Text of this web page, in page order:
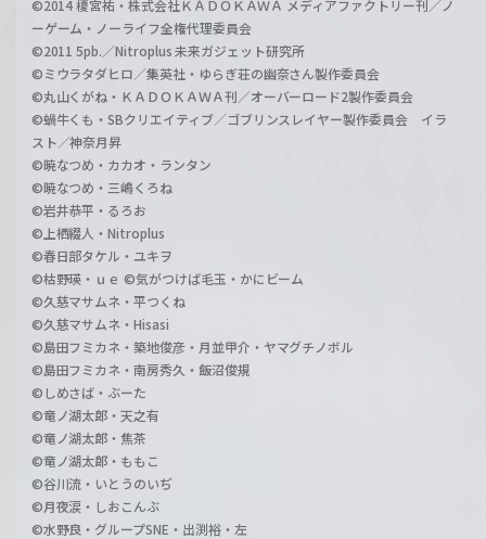
©2014 榎宮祐・株式会社ＫＡＤＯＫＡＷＡ メディアファクトリー刊／ノ
ーゲーム・ノーライフ全権代理委員会
©2011 5pb.／Nitroplus 未来ガジェット研究所
©ミウラタダヒロ／集英社・ゆらぎ荘の幽奈さん製作委員会
©丸山くがね・ＫＡＤＯＫＡＷＡ刊／オーバーロード2製作委員会
©蝸牛くも・SBクリエイティブ／ゴブリンスレイヤー製作委員会 イラ
スト／神奈月昇
©暁なつめ・カカオ・ランタン
©暁なつめ・三嶋くろね
©岩井恭平・るろお
©上栖綴人・Nitroplus
©春日部タケル・ユキヲ
©枯野瑛・ｕｅ ©気がつけば毛玉・かにビーム
©久慈マサムネ・平つくね
©久慈マサムネ・Hisasi
©島田フミカネ・築地俊彦・月並甲介・ヤマグチノボル
©島田フミカネ・南房秀久・飯沼俊規
©しめさば・ぶーた
©竜ノ湖太郎・天之有
©竜ノ湖太郎・焦茶
©竜ノ湖太郎・ももこ
©谷川流・いとうのいぢ
©月夜涙・しおこんぶ
©水野良・グループSNE・出渕裕・左